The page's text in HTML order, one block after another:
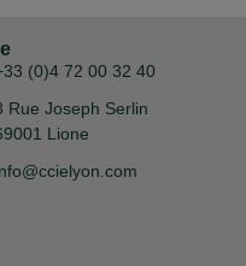
(0)4 72 00 32 40
Rue Joseph Serlin
Lione